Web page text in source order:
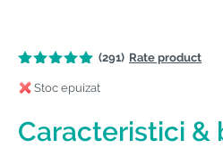
(291) Rate product
Stoc epuizat
Caracteristici &